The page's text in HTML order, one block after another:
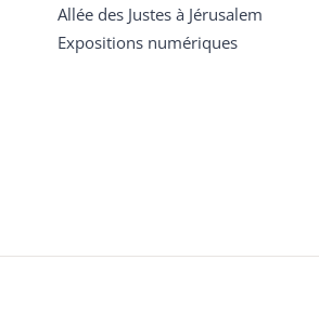
Allée des Justes à Jérusalem
Expositions numériques